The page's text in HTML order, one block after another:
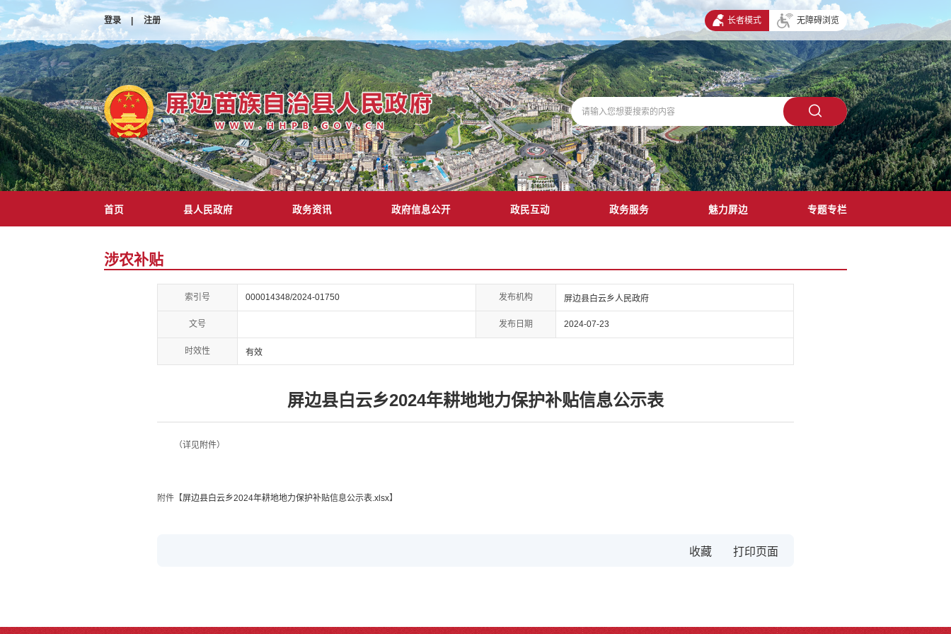
登录 | 注册 长者模式 无障碍浏览
首页 县人民政府 政务资讯 政府信息公开 政民互动 政务服务 魅力屏边 专题专栏
涉农补贴
索引号 000014348/2024-01750 发布机构 屏边县白云乡人民政府
文号 发布日期 2024-07-23
时效性 有效
屏边县白云乡2024年耕地地力保护补贴信息公示表
（详见附件）
附件【屏边县白云乡2024年耕地地力保护补贴信息公示表.xlsx】
收藏